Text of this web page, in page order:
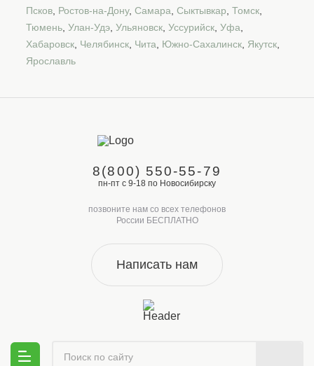
Псков Ростов-на-Дону, Самара Сыктывкар Томск
Тюмень Улан-Удэ Ульяновск Уссурийск Уфа
Хабаровск Челябинск Чита Южно-Сахалинск Якутск
Ярославль
8(800) 550-55-79
пн-пт с 9-18 по Новосибирску
позвоните нам со всех телефонов
России БЕСПЛАТНО
Написать нам